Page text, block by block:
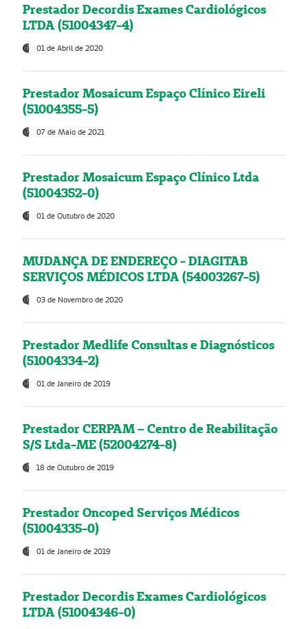
Prestador Decordis Exames Cardiológicos
LTDA (51004347-4)
01 de Abril de 2020
Prestador Mosaicum Espaço Clínico Eireli
(51004355-5)
07 de Maio de 2021
Prestador Mosaicum Espaço Clínico Ltda
(51004352-0)
01 de Outubro de 2020
MUDANÇA DE ENDEREÇO - DIAGITAB
SERVIÇOS MÉDICOS LTDA (54003267-5)
03 de Novembro de 2020
Prestador Medlife Consultas e Diagnósticos
(51004334-2)
01 de Janeiro de 2019
Prestador CERPAM – Centro de Reabilitação
S/S Ltda-ME (52004274-8)
18 de Outubro de 2019
Prestador Oncoped Serviços Médicos
(51004335-0)
01 de Janeiro de 2019
Prestador Decordis Exames Cardiológicos
LTDA (51004346-0)